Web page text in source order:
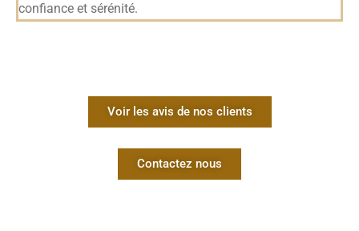
confiance et sérénité.
Voir les avis de nos clients
Contactez nous